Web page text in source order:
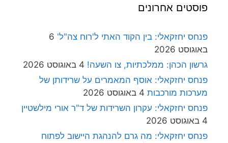
פוסטים אחרונים
פנחס יחזקאלי: בין הקוד האתי ל'רוח צה"ל' 6
באוגוסט 2026
גרשון הכהן: ממלכתיות, צו השעה! 4 באוגוסט 2026
פנחס יחזקאלי: אוסף המאמרים על שרידותן של
מערכות מורכבות 4 באוגוסט 2026
פנחס יחזקאלי: עקרון השרידות של ד"ר אורי מילשטיין
4 באוגוסט 2026
פנחס יחזקאלי: מה גרם להנהגת היישוב לפתוח